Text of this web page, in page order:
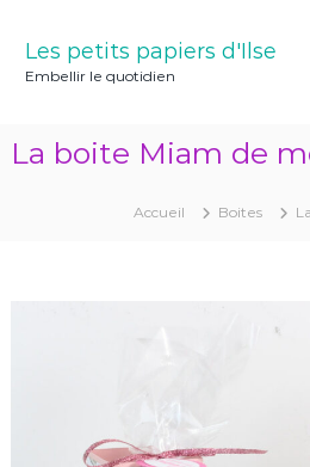
Les petits papiers d'Ilse
Embellir le quotidien
La boite Miam de
Accueil Boites